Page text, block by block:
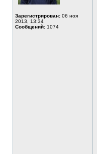
Зарегистрирован: 06 ноя
2013, 13:34
Сообщений: 1074